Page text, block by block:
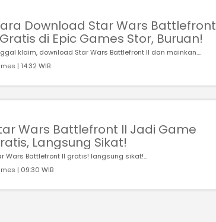
Download Star Wars Battlefront
di Epic Games Stor, Buruan!
klaim, download Star Wars Battlefront II dan mainkan....
| 14:32 WIB
Wars Battlefront II Jadi Game
Langsung Sikat!
Wars Battlefront II gratis! langsung sikat!...
| 09:30 WIB